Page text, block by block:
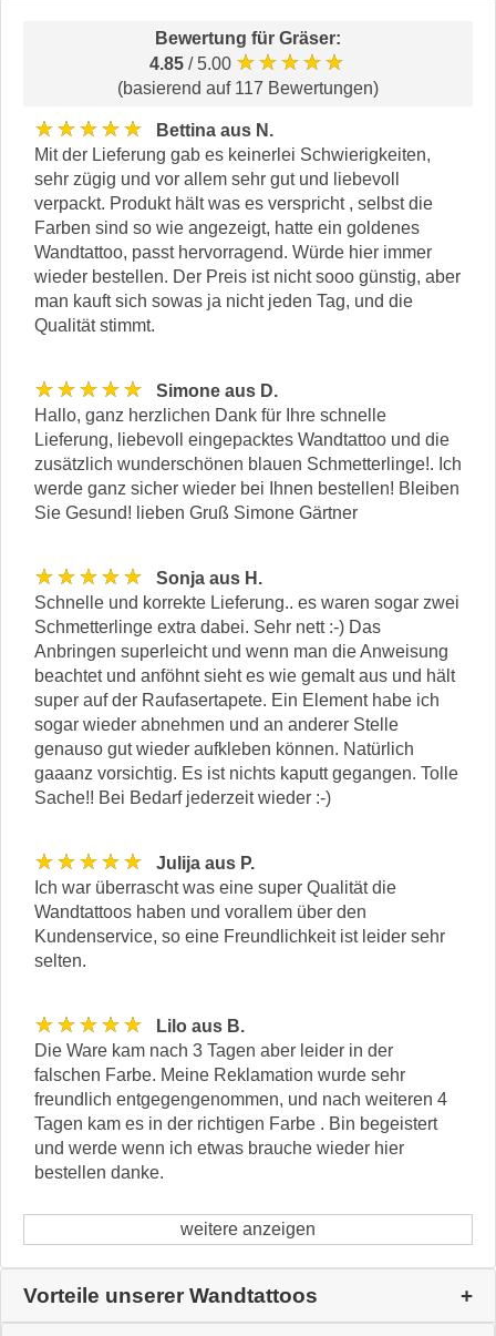
Bewertung für Gräser:
4.85 / 5.00 ★★★★★
(basierend auf 117 Bewertungen)
★★★★★
Bettina aus N.
Mit der Lieferung gab es keinerlei Schwierigkeiten,
sehr zügig und vor allem sehr gut und liebevoll
verpackt. Produkt hält was es verspricht , selbst die
Farben sind so wie angezeigt, hatte ein goldenes
Wandtattoo, passt hervorragend. Würde hier immer
wieder bestellen. Der Preis ist nicht sooo günstig, aber
man kauft sich sowas ja nicht jeden Tag, und die
Qualität stimmt.
★★★★★
Simone aus D.
Hallo, ganz herzlichen Dank für Ihre schnelle
Lieferung, liebevoll eingepacktes Wandtattoo und die
zusätzlich wunderschönen blauen Schmetterlinge!. Ich
werde ganz sicher wieder bei Ihnen bestellen! Bleiben
Sie Gesund! lieben Gruß Simone Gärtner
★★★★★
Sonja aus H.
Schnelle und korrekte Lieferung.. es waren sogar zwei
Schmetterlinge extra dabei. Sehr nett :-) Das
Anbringen superleicht und wenn man die Anweisung
beachtet und anföhnt sieht es wie gemalt aus und hält
super auf der Raufasertapete. Ein Element habe ich
sogar wieder abnehmen und an anderer Stelle
genauso gut wieder aufkleben können. Natürlich
gaaanz vorsichtig. Es ist nichts kaputt gegangen. Tolle
Sache!! Bei Bedarf jederzeit wieder :-)
★★★★★
Julija aus P.
Ich war überrascht was eine super Qualität die
Wandtattoos haben und vorallem über den
Kundenservice, so eine Freundlichkeit ist leider sehr
selten.
★★★★★
Lilo aus B.
Die Ware kam nach 3 Tagen aber leider in der
falschen Farbe. Meine Reklamation wurde sehr
freundlich entgegengenommen, und nach weiteren 4
Tagen kam es in der richtigen Farbe . Bin begeistert
und werde wenn ich etwas brauche wieder hier
bestellen danke.
weitere anzeigen
Vorteile unserer Wandtattoos